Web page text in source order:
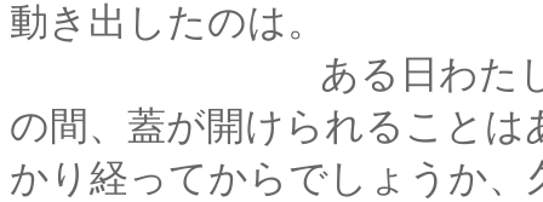
動き出したのは。
ある日わたしは桐の
の間、蓋が開けられること
かり経ってからでしょうか、